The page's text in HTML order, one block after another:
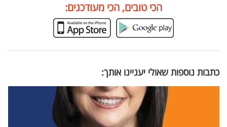
הכי טובים, הכי מעודכנים:
כתבות נוספות שאולי יעניינו אותך: